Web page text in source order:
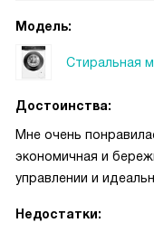
Модель:
Стиральная
Достоинства:
Мне очень
экономичная и
управлении и
Недостатки: